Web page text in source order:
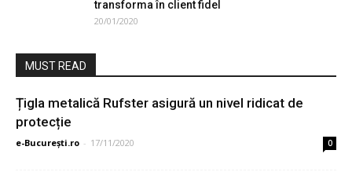
transforma în client fidel
20/01/2020
MUST READ
Țigla metalică Rufster asigură un nivel ridicat de
protecție
e-București.ro - 17/11/2020 0